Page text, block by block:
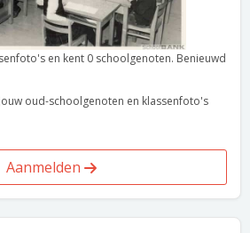
en kent 0 schoolgenoten. Benieuwd
oud-schoolgenoten en klassenfoto's
Aanmelden